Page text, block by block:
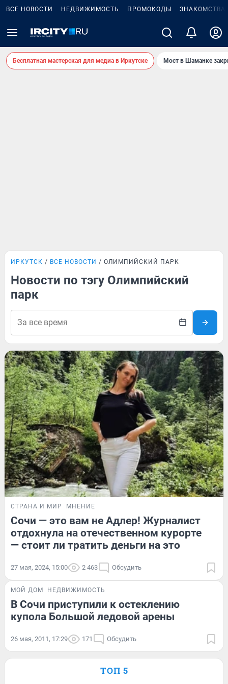
ВСЕ НОВОСТИ НЕДВИЖИМОСТЬ ПРОМОКОДЫ ЗНАКОМСТВА
Бесплатная мастерская для медиа в Иркутске Мост в Шаманке
ИРКУТСК ВСЕ НОВОСТИ ОЛИМПИЙСКИЙ ПАРК
Новости по тэгу Олимпийский
парк
СТРАНА И МИР МНЕНИЕ
Сочи — это вам не Адлер! Журналист
отдохнула на отечественном курорте
— стоит ли тратить деньги на это
27 мая, 2024, 15:00 2 463 Обсудить
МОЙ ДОМ НЕДВИЖИМОСТЬ
В Сочи приступили к остеклению
купола Большой ледовой арены
26 мая, 2011, 17:29 171 Обсудить
ТОП 5